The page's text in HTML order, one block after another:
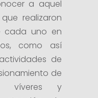
a aquel
realizaron
cada uno en
como así
de
de
víveres y